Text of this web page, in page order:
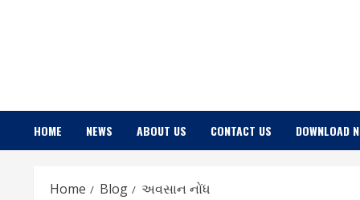
HOME NEWS ABOUT US CONTACT US DOWNLOAD
Home Blog અવસાન નોંધ